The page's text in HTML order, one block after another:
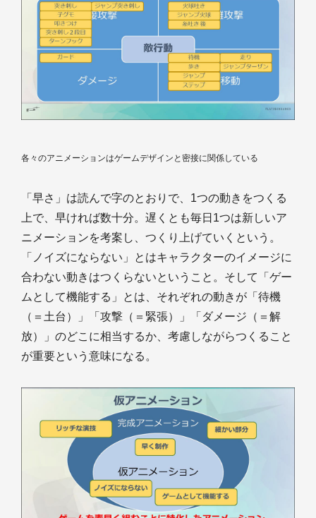
各々のアニメーションはゲームデザインと密接に関係している
「早さ」は読んで字のとおりで、1つの動きをつくる
上で、早ければ数十分。遅くとも毎日1つは新しいア
ニメーションを考案し、つくり上げていくという。
「ノイズにならない」とはキャラクターのイメージに
合わない動きはつくらないということ。そして「ゲー
ムとして機能する」とは、それぞれの動きが「待機
（＝土台）」「攻撃（＝緊張）」「ダメージ（＝解
放）」のどこに相当するか、考慮しながらつくること
が重要という意味になる。